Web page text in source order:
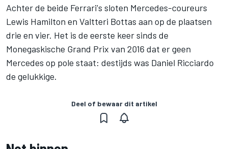
Achter de beide Ferrari's sloten Mercedes-coureurs
Lewis Hamilton en Valtteri Bottas aan op de plaatsen
drie en vier. Het is de eerste keer sinds de
Monegaskische Grand Prix van 2016 dat er geen
Mercedes op pole staat: destijds was Daniel Ricciardo
de gelukkige.
Deel of bewaar dit artikel